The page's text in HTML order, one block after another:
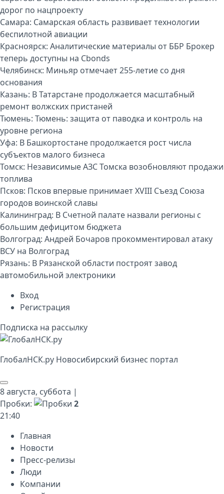
дорог по нацпроекту
Самара: Самарская область развивает технологии
беспилотной авиации
Красноярск: Аналитические материалы от ББР Брокер
теперь доступны на Cbonds
Челябинск: Миньяр отмечает 255-летие со дня
основания
Казань: В Татарстане продолжается масштабный
ремонт волжских пристаней
Тюмень: Тюмень: защита от паводка и контроль на
уровне региона
Уфа: В Башкортостане продолжается рост числа
субъектов малого бизнеса
Томск: Независимые АЗС Томска возобновляют продажи
топлива
Псков: Псков впервые принимает XVIII Съезд Союза
городов воинской славы
Калининград: В Счетной палате назвали регионы с
большим дефицитом бюджета
Волгоград: Андрей Бочаров прокомментировал атаку
ВСУ на Волгоград
Рязань: В Рязанской области построят завод
автомобильной электроники
Вход
Регистрация
Подписка на рассылку
ГлобалНСК.py Новосибирский бизнес портал
8 августа, суббота |
Пробки:
2
21:40
Главная
Новости
Пресс-релизы
Люди
Компании